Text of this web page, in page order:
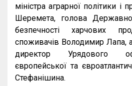
міністра аграрної політики і
Шеремета, голова
безпечності харчових
споживачів Володимир Лапа,
директор Урядового
європейської та
Стефанішина.